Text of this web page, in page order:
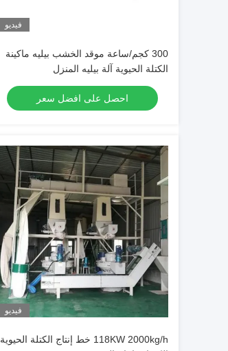
فيديو
300 كجم/ساعة موقد الخشب بيليه ماكينة
الكتلة الحيوية آلة بيليه المنزل
احصل على افضل سعر
فيديو
118KW 2000kg/h خط إنتاج الكتلة الحيوية